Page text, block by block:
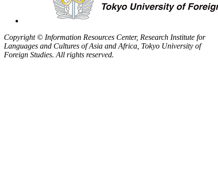
Copyright © Information Resources Center, Research Institute for
Languages and Cultures of Asia and Africa, Tokyo University of
Foreign Studies. All rights reserved.